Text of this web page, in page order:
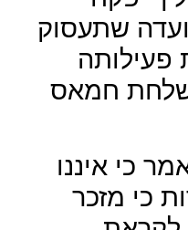
שתעסוק
פעילותה
חמאס
כי איננו
כי מזכר